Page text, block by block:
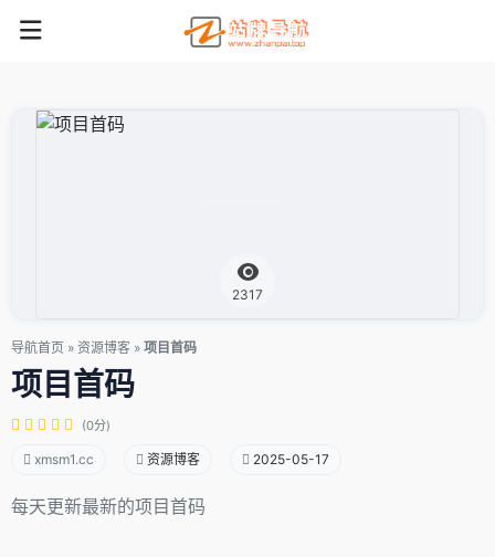
2317
导航首页 » 资源博客 » 项目首码
项目首码
(0分)
xmsm1.cc 资源博客 2025-05-17
每天更新最新的项目首码